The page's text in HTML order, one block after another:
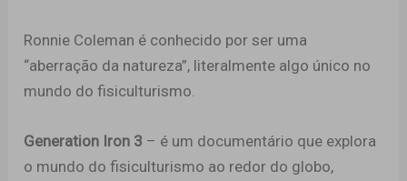
Ronnie Coleman é conhecido por ser uma
“aberração da natureza”, literalmente algo único no
mundo do fisiculturismo.
Generation Iron 3 – é um documentário que explora
o mundo do fisiculturismo ao redor do globo,